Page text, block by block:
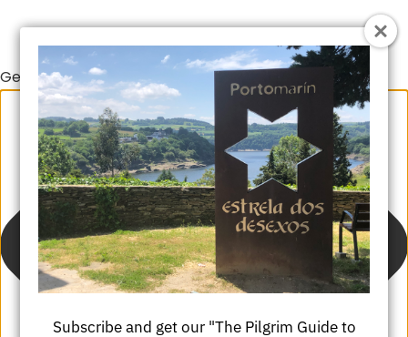
Gestionar el consentimiento de las cookies
Suscríbete y consigue nuestra "Guía de
Santiago de Compostela"
Al rellenar este formulario aceptas nuestra política de
privacidad y recibir información sobre el Camino,
recomendaciones y promociones.
Subscribe and get our "The Pilgrim Guide to